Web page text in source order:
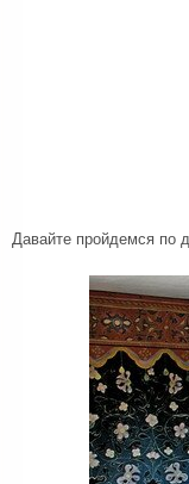
Давайте пройдемся по